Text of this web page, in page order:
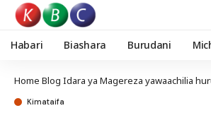
Habari Biashara Burudani
Home Blog Idara ya Magereza yawaachilia
Kimataifa